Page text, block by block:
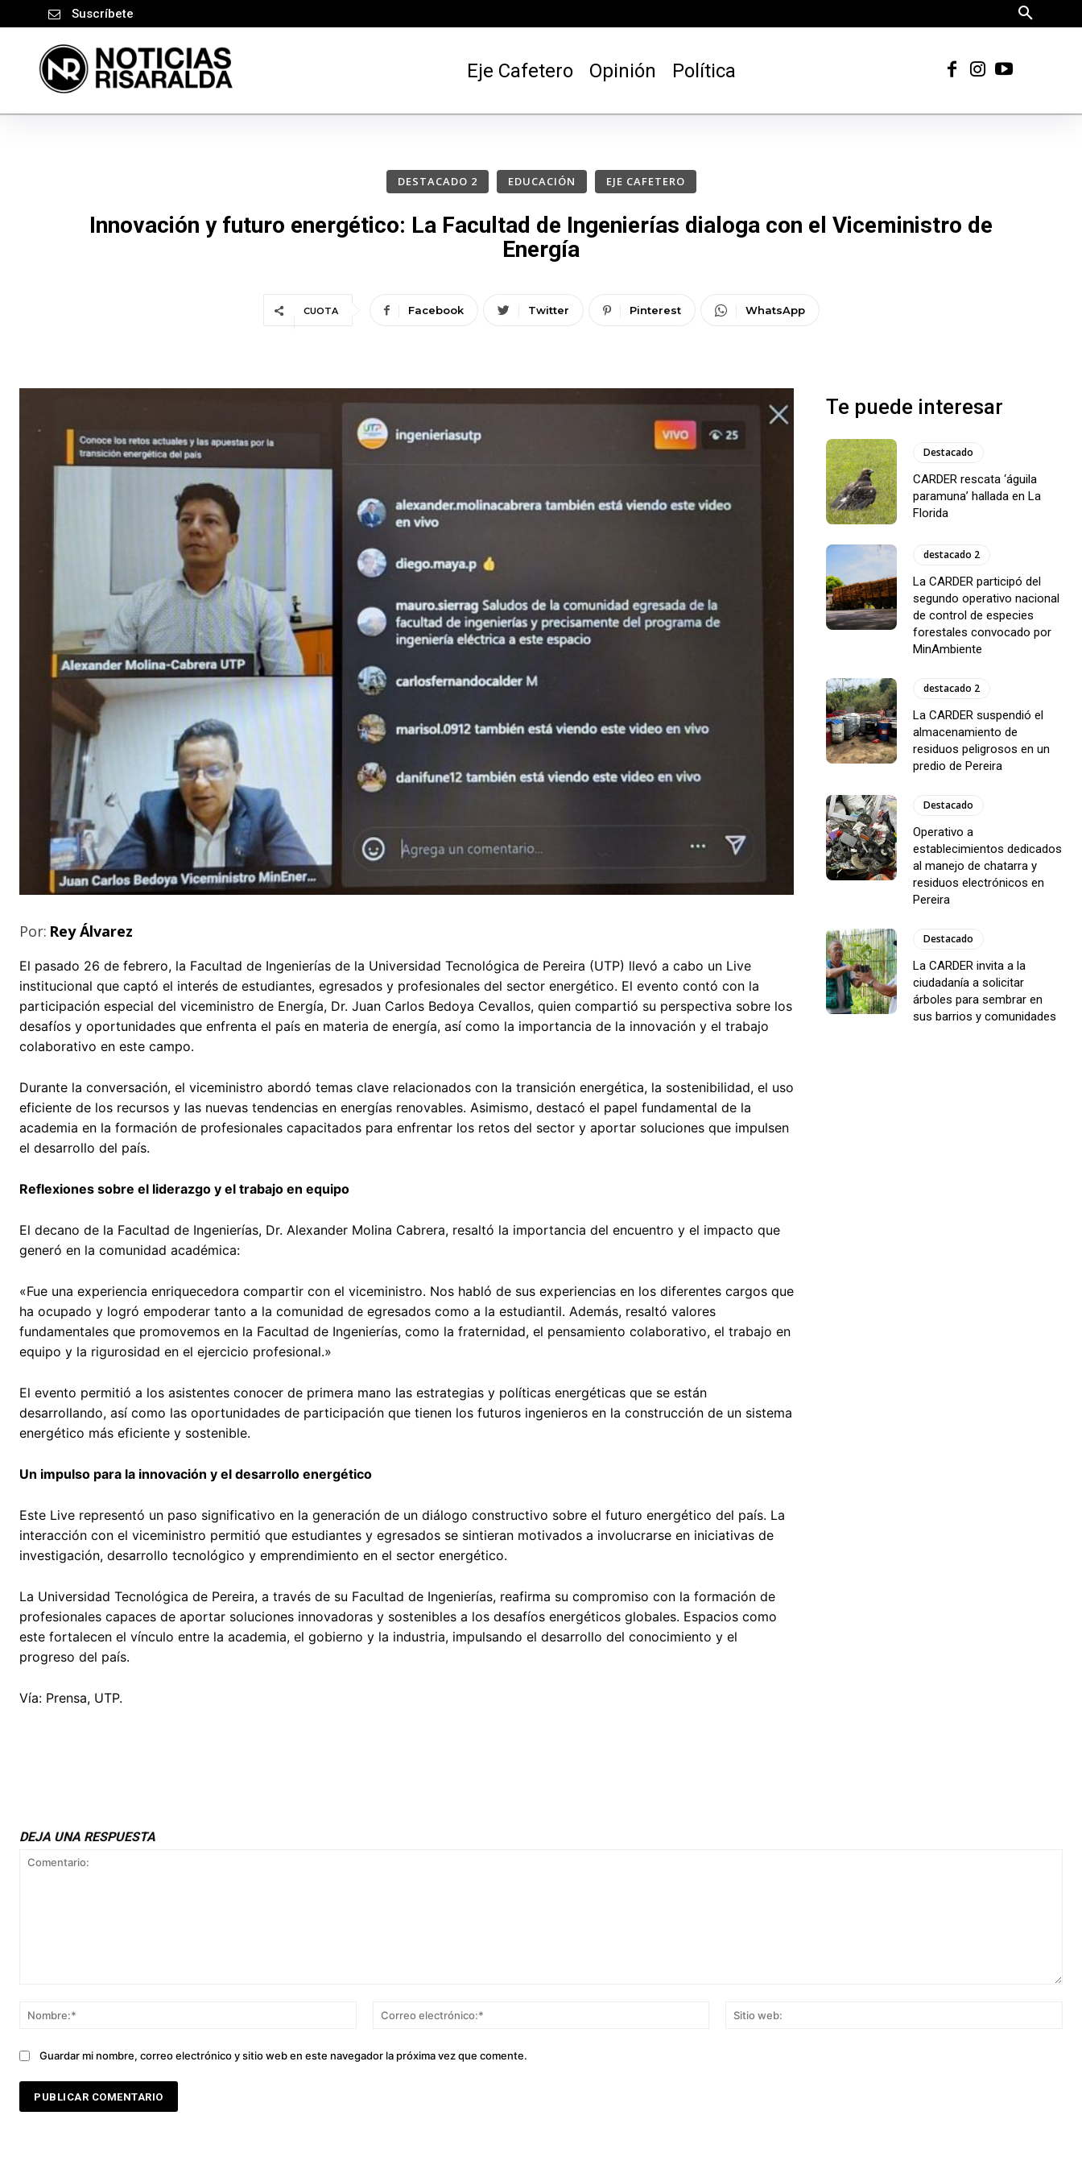
Suscríbete
Eje Cafetero Opinión Política
DESTACADO 2 EDUCACIÓN EJE CAFETERO
Innovación y futuro energético: La Facultad de Ingenierías dialoga con el Viceministro de
Energía
CUOTA Facebook Twitter Pinterest WhatsApp
Por: Rey Álvarez
El pasado 26 de febrero, la Facultad de Ingenierías de la Universidad Tecnológica de Pereira (UTP) llevó a cabo un Live
institucional que captó el interés de estudiantes, egresados y profesionales del sector energético. El evento contó con la
participación especial del viceministro de Energía, Dr. Juan Carlos Bedoya Cevallos, quien compartió su perspectiva sobre los
desafíos y oportunidades que enfrenta el país en materia de energía, así como la importancia de la innovación y el trabajo
colaborativo en este campo.
Durante la conversación, el viceministro abordó temas clave relacionados con la transición energética, la sostenibilidad, el uso
eficiente de los recursos y las nuevas tendencias en energías renovables. Asimismo, destacó el papel fundamental de la
academia en la formación de profesionales capacitados para enfrentar los retos del sector y aportar soluciones que impulsen
el desarrollo del país.
Reflexiones sobre el liderazgo y el trabajo en equipo
El decano de la Facultad de Ingenierías, Dr. Alexander Molina Cabrera, resaltó la importancia del encuentro y el impacto que
generó en la comunidad académica:
«Fue una experiencia enriquecedora compartir con el viceministro. Nos habló de sus experiencias en los diferentes cargos que
ha ocupado y logró empoderar tanto a la comunidad de egresados como a la estudiantil. Además, resaltó valores
fundamentales que promovemos en la Facultad de Ingenierías, como la fraternidad, el pensamiento colaborativo, el trabajo en
equipo y la rigurosidad en el ejercicio profesional.»
El evento permitió a los asistentes conocer de primera mano las estrategias y políticas energéticas que se están
desarrollando, así como las oportunidades de participación que tienen los futuros ingenieros en la construcción de un sistema
energético más eficiente y sostenible.
Un impulso para la innovación y el desarrollo energético
Este Live representó un paso significativo en la generación de un diálogo constructivo sobre el futuro energético del país. La
interacción con el viceministro permitió que estudiantes y egresados se sintieran motivados a involucrarse en iniciativas de
investigación, desarrollo tecnológico y emprendimiento en el sector energético.
La Universidad Tecnológica de Pereira, a través de su Facultad de Ingenierías, reafirma su compromiso con la formación de
profesionales capaces de aportar soluciones innovadoras y sostenibles a los desafíos energéticos globales. Espacios como
este fortalecen el vínculo entre la academia, el gobierno y la industria, impulsando el desarrollo del conocimiento y el
progreso del país.
Vía: Prensa, UTP.
Te puede interesar
Destacado
CARDER rescata ‘águila
paramuna’ hallada en La
Florida
destacado 2
La CARDER participó del
segundo operativo nacional
de control de especies
forestales convocado por
MinAmbiente
destacado 2
La CARDER suspendió el
almacenamiento de
residuos peligrosos en un
predio de Pereira
Destacado
Operativo a
establecimientos dedicados
al manejo de chatarra y
residuos electrónicos en
Pereira
Destacado
La CARDER invita a la
ciudadanía a solicitar
árboles para sembrar en
sus barrios y comunidades
DEJA UNA RESPUESTA
Nombre:*
Correo
Guardar mi nombre, correo electrónico y sitio web en este navegador la próxima vez que comente.